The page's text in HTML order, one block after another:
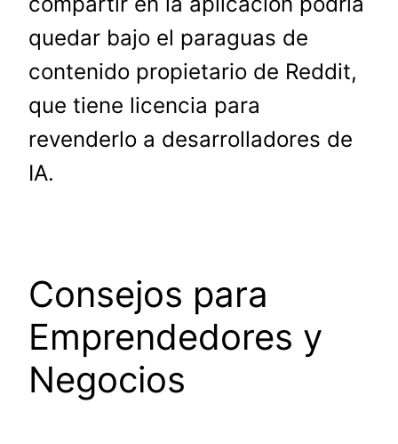
quedar bajo el paraguas de
contenido propietario de Reddit,
que tiene licencia para
revenderlo a desarrolladores de
IA.
Consejos para
Emprendedores y
Negocios